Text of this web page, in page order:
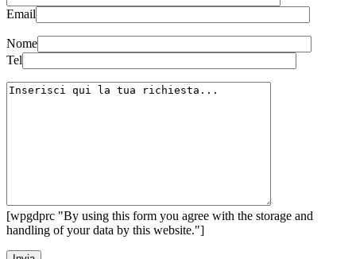
Email
Nome
Tel
[wpgdprc "By using this form you agree with the storage and
handling of your data by this website."]